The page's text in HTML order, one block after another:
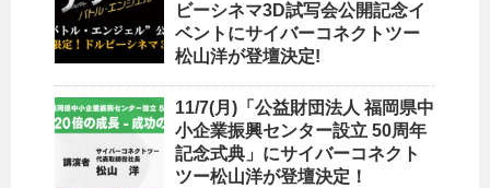
ビーシネマ3D試写会公開記念イ
ベントにサイバーコネクトツー
松山洋が登壇決定!
11/7(月)「公益財団法人 福岡県中
小企業振興センター設立 50周年
記念式典」にサイバーコネクト
ツー松山洋が登壇決定！